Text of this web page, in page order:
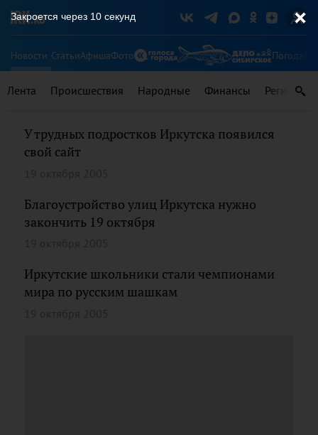
Новости СтатьиАфишаФото Погода
Лента Происшествия Народные Финансы Регионы
У трудных подростков Иркутска появился
свой сайт
Благоустройство улиц Иркутска нужно
закончить 19 октября
Иркутские школьники стали чемпионами
мира по русским шашкам
Закроется через 9секунд